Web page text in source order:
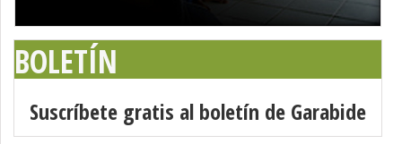
BOLETÍN
Suscríbete gratis al boletín de Garabide